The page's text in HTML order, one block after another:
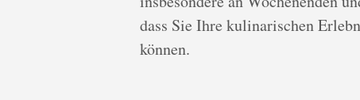
dass Sie Ihre kulinarischen
können.